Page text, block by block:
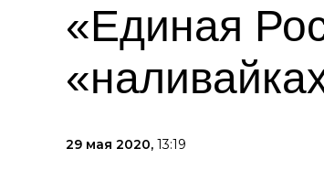
«Единая
29 мая 2020, 13:19